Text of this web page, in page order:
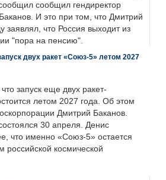
сообщил гендиректор
И это при том, что Дмитрий
заявлял, что Россия выходит из
"пора на пенсию".
двух ракет «Союз-5» летом 2027
запуск еще двух ракет-
летом 2027 года. Об этом
Дмитрий Баканов.
30 апреля. Денис
что именно «Союз-5» остается
российской космической